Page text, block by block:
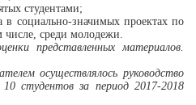
студентами;
в социально-значимых проектах по
среди молодежи.
представленных материалов.
осуществлялось руководство
студентов за период 2017-2018